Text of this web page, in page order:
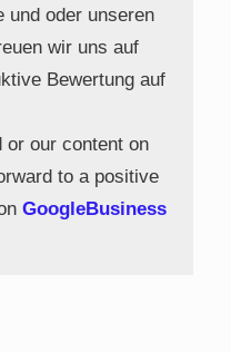
und oder unseren
wir uns auf
Bewertung auf
or our content on
to a positive
GoogleBusiness